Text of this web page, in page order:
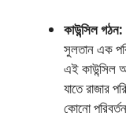
কাউন্সিল গঠন:
সুলতান এক
এই কাউন্সিল
যাতে রাজার
কোনাে